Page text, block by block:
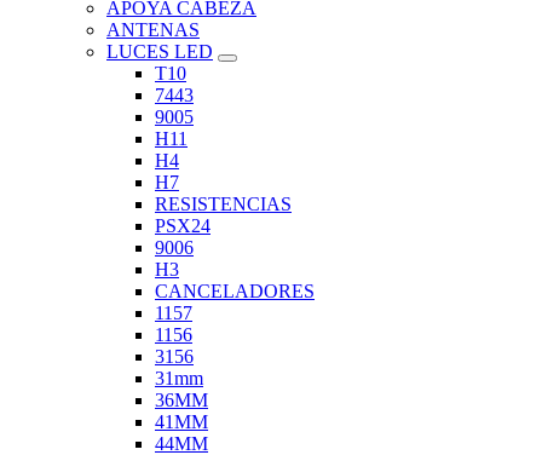
APOYA CABEZA
ANTENAS
LUCES LED
T10
7443
9005
H11
H4
H7
RESISTENCIAS
PSX24
9006
H3
CANCELADORES
1157
1156
3156
31mm
36MM
41MM
44MM